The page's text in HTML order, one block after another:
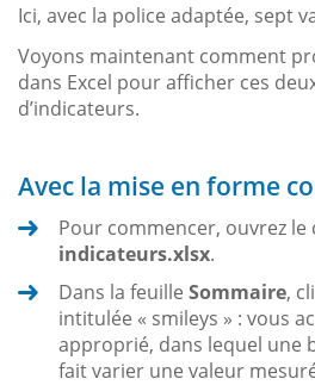
Ici, avec la police adaptée, sept
Voyons maintenant comment
dans Excel pour afficher ces
d’indicateurs.
Avec la mise en forme
Pour commencer, ouvrez
indicateurs.xlsx.
Dans la feuille Sommaire,
intitulée « smileys » : vous
approprié, dans lequel une
fait varier une valeur